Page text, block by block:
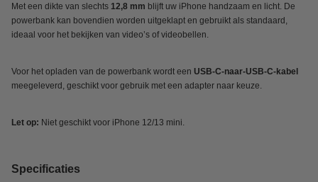
Met een dikte van slechts 12,8 mm blijft uw iPhone handzaam en licht. De
powerbank kan bovendien worden uitgeklapt en gebruikt als standaard,
ideaal voor het bekijken van video’s of videobellen.
Voor het opladen van de powerbank wordt een USB-C-naar-USB-C-kabel
meegeleverd, geschikt voor gebruik met een adapter naar keuze.
Let op: Niet geschikt voor iPhone 12/13 mini.
Specificaties